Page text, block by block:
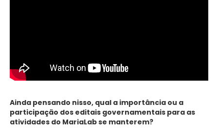
Ainda pensando nisso, qual a importância ou a
participação dos editais governamentais para as
atividades do MariaLab se manterem?